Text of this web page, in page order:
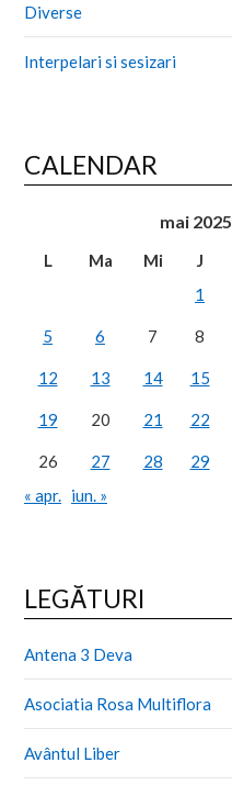
Diverse
Interpelari si sesizari
CALENDAR
mai 2025
L Ma Mi J
1
5 6 7 8
12 13 14 15
19 20 21 22
26 27 28 29
« apr. iun. »
LEGĂTURI
Antena 3 Deva
Asociatia Rosa Multiflora
Avântul Liber